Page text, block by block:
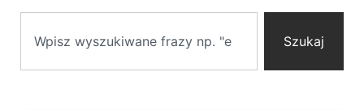
Szukaj